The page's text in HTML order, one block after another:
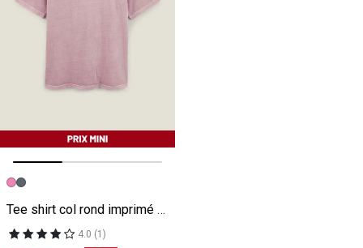
Image précédente
Image suivante
Tee shirt col rond imprimé poitrine en coton rose
4.0 (1)